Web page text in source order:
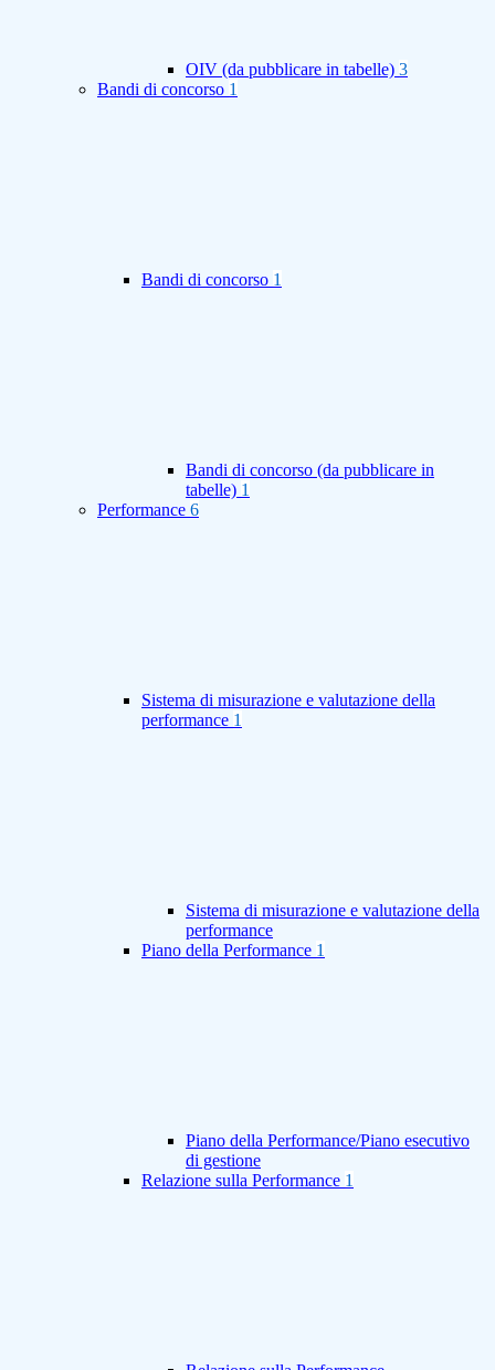
OIV (da pubblicare in tabelle) 3
Bandi di concorso 1
Bandi di concorso 1
Bandi di concorso (da pubblicare in
tabelle) 1
Performance 6
Sistema di misurazione e valutazione della
performance 1
Sistema di misurazione e valutazione della
performance
Piano della Performance 1
Piano della Performance/Piano esecutivo
di gestione
Relazione sulla Performance 1